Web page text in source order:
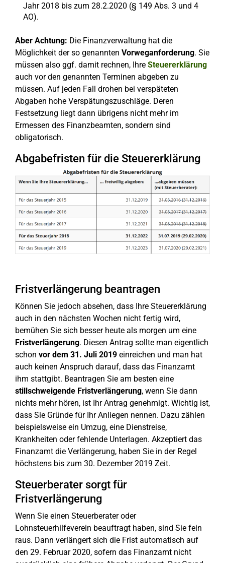
Jahr 2018 bis zum 28.2.2020 (§ 149 Abs. 3 und 4
AO).
Aber Achtung: Die Finanzverwaltung hat die
Möglichkeit der so genannten Vorweganforderung. Sie
müssen also ggf. damit rechnen, Ihre Steuererklärung
auch vor den genannten Terminen abgeben zu
müssen. Auf jeden Fall drohen bei verspäteten
Abgaben hohe Verspätungszuschläge. Deren
Festsetzung liegt dann übrigens nicht mehr im
Ermessen des Finanzbeamten, sondern sind
obligatorisch.
Abgabefristen für die Steuererklärung
Fristverlängerung beantragen
Können Sie jedoch absehen, dass Ihre Steuererklärung
auch in den nächsten Wochen nicht fertig wird,
bemühen Sie sich besser heute als morgen um eine
Fristverlängerung. Diesen Antrag sollte man eigentlich
schon vor dem 31. Juli 2019 einreichen und man hat
auch keinen Anspruch darauf, dass das Finanzamt
ihm stattgibt. Beantragen Sie am besten eine
stillschweigende Fristverlängerung, wenn Sie dann
nichts mehr hören, ist Ihr Antrag genehmigt. Wichtig ist,
dass Sie Gründe für Ihr Anliegen nennen. Dazu zählen
beispielsweise ein Umzug, eine Dienstreise,
Krankheiten oder fehlende Unterlagen. Akzeptiert das
Finanzamt die Verlängerung, haben Sie in der Regel
höchstens bis zum 30. Dezember 2019 Zeit.
Steuerberater sorgt für
Fristverlängerung
Wenn Sie einen Steuerberater oder
Lohnsteuerhilfeverein beauftragt haben, sind Sie fein
raus. Dann verlängert sich die Frist automatisch auf
den 29. Februar 2020, sofern das Finanzamt nicht